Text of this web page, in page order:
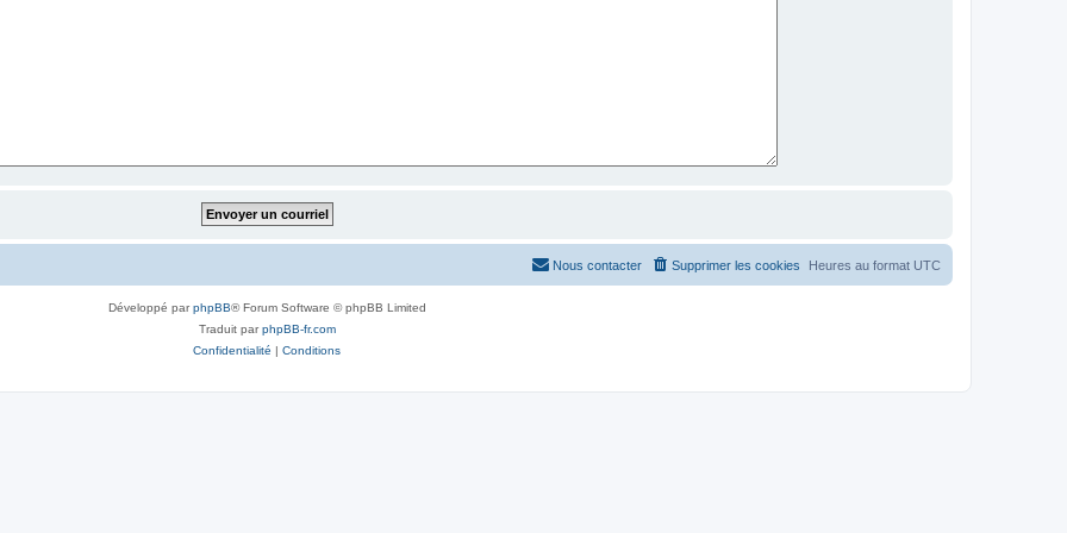
Heures au format UTC
Supprimer les cookies
Nous contacter
Développé parphpBB® Forum Software © phpBB Limited
Traduit parphpBB-fr.com
Confidentialité | Conditions